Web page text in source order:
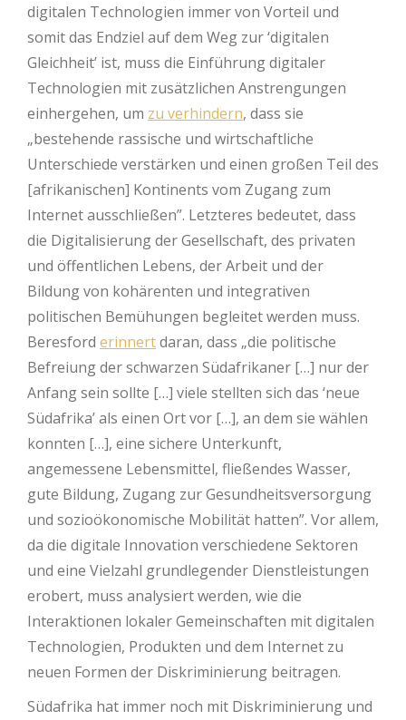
digitalen Technologien immer von Vorteil und
somit das Endziel auf dem Weg zur ‘digitalen
Gleichheit’ ist, muss die Einführung digitaler
Technologien mit zusätzlichen Anstrengungen
einhergehen, um zu verhindern, dass sie
„bestehende rassische und wirtschaftliche
Unterschiede verstärken und einen großen Teil des
[afrikanischen] Kontinents vom Zugang zum
Internet ausschließen”. Letzteres bedeutet, dass
die Digitalisierung der Gesellschaft, des privaten
und öffentlichen Lebens, der Arbeit und der
Bildung von kohärenten und integrativen
politischen Bemühungen begleitet werden muss.
Beresford erinnertdaran, dass „die politische
Befreiung der schwarzen Südafrikaner […] nur der
Anfang sein sollte […] viele stellten sich das ‘neue
Südafrika’ als einen Ort vor […], an dem sie wählen
konnten […], eine sichere Unterkunft,
angemessene Lebensmittel, fließendes Wasser,
gute Bildung, Zugang zur Gesundheitsversorgung
und sozioökonomische Mobilität hatten”. Vor allem,
da die digitale Innovation verschiedene Sektoren
und eine Vielzahl grundlegender Dienstleistungen
erobert, muss analysiert werden, wie die
Interaktionen lokaler Gemeinschaften mit digitalen
Technologien, Produkten und dem Internet zu
neuen Formen der Diskriminierung beitragen.
Südafrika hat immer noch mit Diskriminierung und